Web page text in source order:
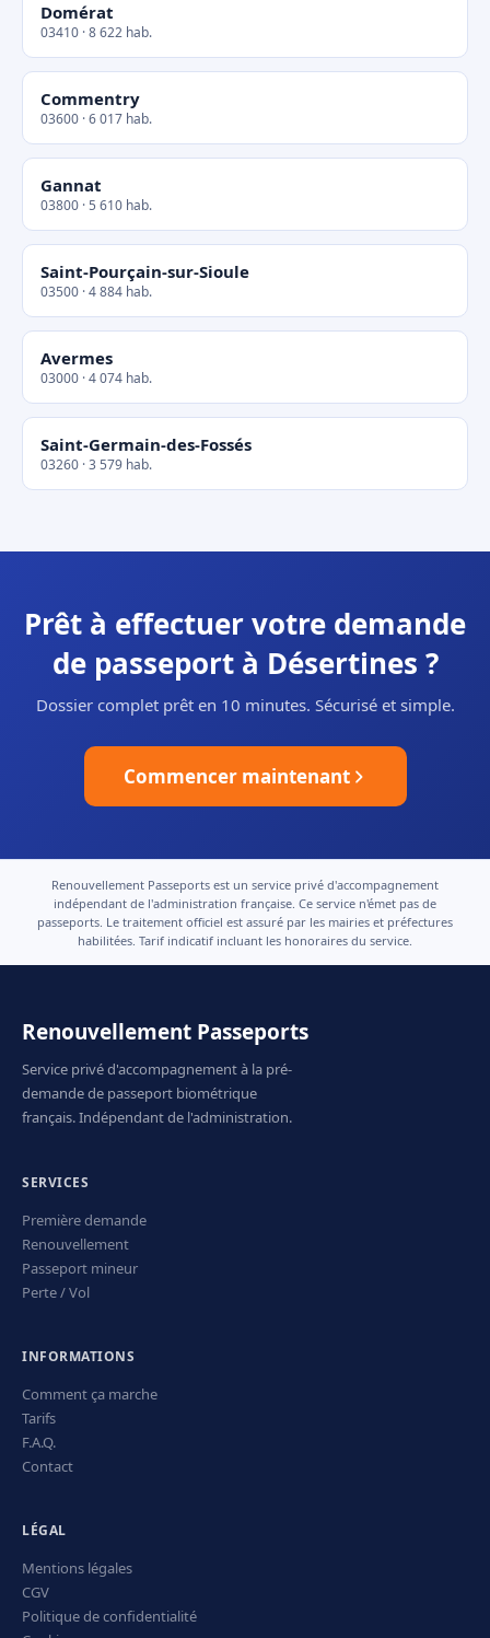
Domérat
03410 · 8 622 hab.
Commentry
03600 · 6 017 hab.
Gannat
03800 · 5 610 hab.
Saint-Pourçain-sur-Sioule
03500 · 4 884 hab.
Avermes
03000 · 4 074 hab.
Saint-Germain-des-Fossés
03260 · 3 579 hab.
Prêt à effectuer votre demande
de passeport à Désertines ?
Dossier complet prêt en 10 minutes. Sécurisé et simple.
Commencer maintenant
Renouvellement Passeports est un service privé d'accompagnement
indépendant de l'administration française. Ce service n'émet pas de
passeports. Le traitement officiel est assuré par les mairies et préfectures
habilitées. Tarif indicatif incluant les honoraires du service.
Renouvellement Passeports
Service privé d'accompagnement à la pré-
demande de passeport biométrique
français. Indépendant de l'administration.
SERVICES
Première demande
Renouvellement
Passeport mineur
Perte / Vol
INFORMATIONS
Comment ça marche
Tarifs
F.A.Q.
Contact
LÉGAL
Mentions légales
CGV
Politique de confidentialité